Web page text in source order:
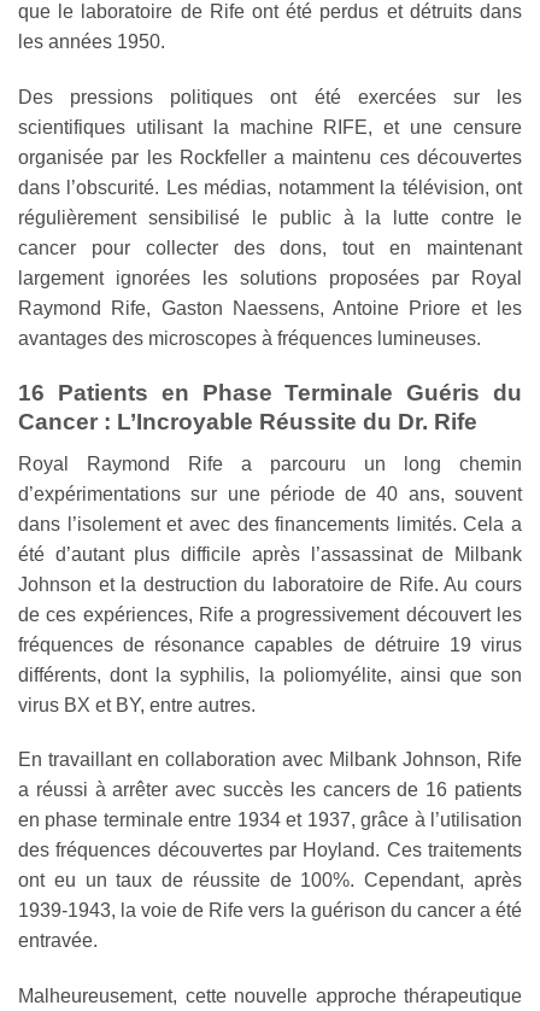
que le laboratoire de Rife ont été perdus et détruits dans
les années 1950.
Des pressions politiques ont été exercées sur les
scientifiques utilisant la machine RIFE, et une censure
organisée par les Rockfeller a maintenu ces découvertes
dans l’obscurité. Les médias, notamment la télévision, ont
régulièrement sensibilisé le public à la lutte contre le
cancer pour collecter des dons, tout en maintenant
largement ignorées les solutions proposées par Royal
Raymond Rife, Gaston Naessens, Antoine Priore et les
avantages des microscopes à fréquences lumineuses.
16 Patients en Phase Terminale Guéris du
Cancer : L’Incroyable Réussite du Dr. Rife
Royal Raymond Rife a parcouru un long chemin
d’expérimentations sur une période de 40 ans, souvent
dans l’isolement et avec des financements limités. Cela a
été d’autant plus difficile après l’assassinat de Milbank
Johnson et la destruction du laboratoire de Rife. Au cours
de ces expériences, Rife a progressivement découvert les
fréquences de résonance capables de détruire 19 virus
différents, dont la syphilis, la poliomyélite, ainsi que son
virus BX et BY, entre autres.
En travaillant en collaboration avec Milbank Johnson, Rife
a réussi à arrêter avec succès les cancers de 16 patients
en phase terminale entre 1934 et 1937, grâce à l’utilisation
des fréquences découvertes par Hoyland. Ces traitements
ont eu un taux de réussite de 100%. Cependant, après
1939-1943, la voie de Rife vers la guérison du cancer a été
entravée.
Malheureusement, cette nouvelle approche thérapeutique